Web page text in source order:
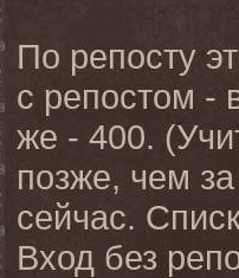
По репосту
с репостом -
же - 400.
позже, чем
сейчас.
Вход без